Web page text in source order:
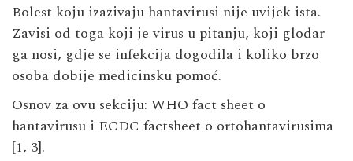
Bolest koju izazivaju hantavirusi nije uvijek ista.
Zavisi od toga koji je virus u pitanju, koji glodar
ga nosi, gdje se infekcija dogodila i koliko brzo
osoba dobije medicinsku pomoć.
Osnov za ovu sekciju: WHO fact sheet o
hantavirusu i ECDC factsheet o ortohantavirusima
[1, 3].